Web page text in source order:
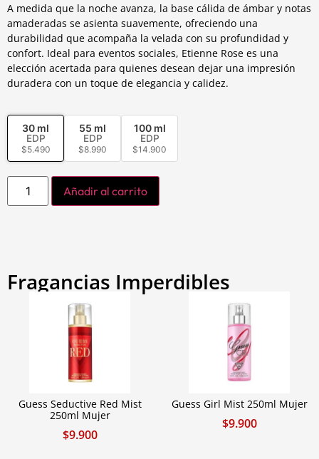
A medida que la noche avanza, la base cálida de ámbar y notas
amaderadas se asienta suavemente, ofreciendo una
durabilidad que acompaña la velada con su profundidad y
confort. Ideal para eventos sociales, Etienne Rose es una
elección acertada para quienes desean dejar una impresión
duradera con un toque de elegancia y calidez.
30 ml
EDP
$5.490
55 ml
EDP
$8.990
100 ml
EDP
$14.900
Añadir al carrito
Fragancias Imperdibles
Guess Seductive Red Mist
250ml Mujer
$9.900
Guess Girl Mist 250ml Mujer
$9.900